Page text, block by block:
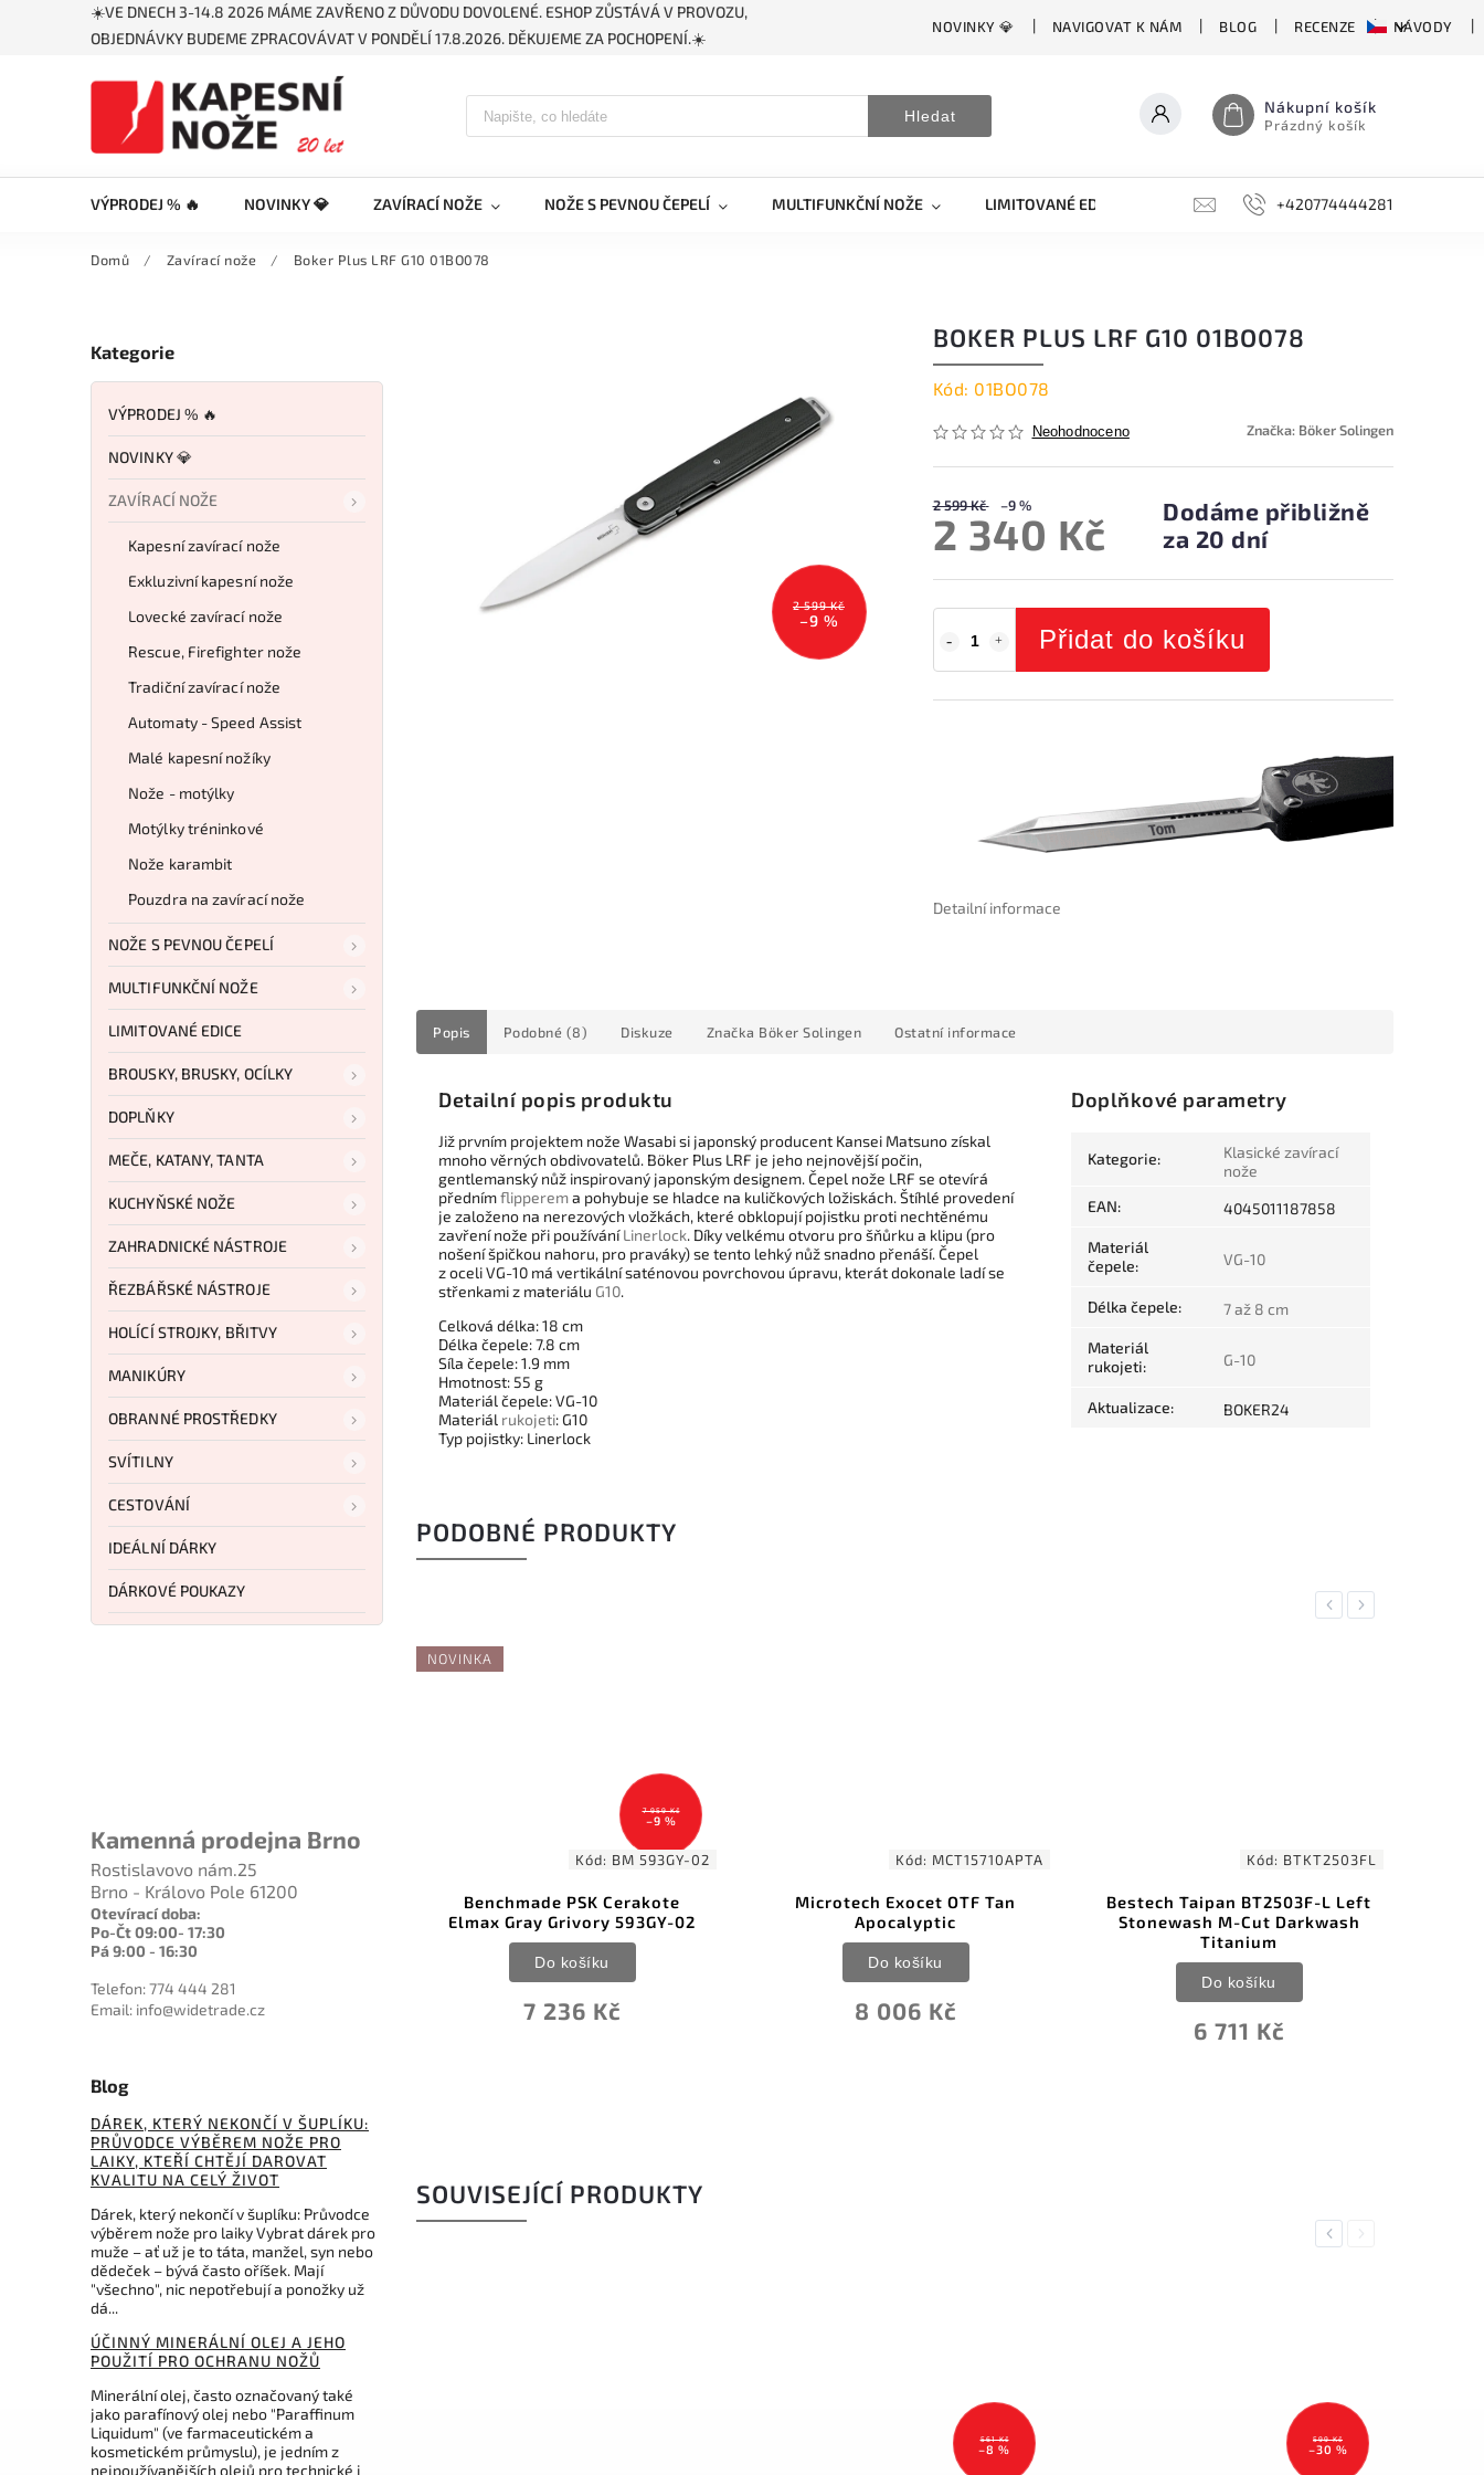
☀️VE DNECH 3-14.8 2026 MÁME ZAVŘENO Z DŮVODU DOVOLENÉ. ESHOP ZŮSTÁVÁ V PROVOZU,
OBJEDNÁVKY BUDEME ZPRACOVÁVAT V PONDĚLÍ 17.8.2026. DĚKUJEME ZA POCHOPENÍ.☀️
NOVINKY 💎 NAVIGOVAT K NÁM BLOG RECENZE NÁVODY
Hledat Nákupní košík
Prázdný košík
VÝPRODEJ % 🔥 NOVINKY 💎 ZAVÍRACÍ NOŽE NOŽE S PEVNOU ČEPELÍ MULTIFUNKČNÍ NOŽE LIMITOVANÉ EDICE BROUSKY, BRUSKY, OCÍLKY
+420774444281
Domů / Zavírací nože / Boker Plus LRF G10 01BO078
Kategorie
VÝPRODEJ % 🔥
NOVINKY 💎
ZAVÍRACÍ NOŽE
Kapesní zavírací nože
Exkluzivní kapesní nože
Lovecké zavírací nože
Rescue, Firefighter nože
Tradiční zavírací nože
Automaty - Speed Assist
Malé kapesní nožíky
Nože - motýlky
Motýlky tréninkové
Nože karambit
Pouzdra na zavírací nože
NOŽE S PEVNOU ČEPELÍ
MULTIFUNKČNÍ NOŽE
LIMITOVANÉ EDICE
BROUSKY, BRUSKY, OCÍLKY
DOPLŇKY
MEČE, KATANY, TANTA
KUCHYŇSKÉ NOŽE
ZAHRADNICKÉ NÁSTROJE
ŘEZBÁŘSKÉ NÁSTROJE
HOLÍCÍ STROJKY, BŘITVY
MANIKÚRY
OBRANNÉ PROSTŘEDKY
SVÍTILNY
CESTOVÁNÍ
IDEÁLNÍ DÁRKY
DÁRKOVÉ POUKAZY
Kamenná prodejna Brno
Rostislavovo nám.25
Brno - Královo Pole 61200
Otevírací doba:
Po-Čt 09:00- 17:30
Pá 9:00 - 16:30
Telefon: 774 444 281
Email: info@widetrade.cz
Blog
DÁREK, KTERÝ NEKONČÍ V ŠUPLÍKU:
PRŮVODCE VÝBĚREM NOŽE PRO
LAIKY, KTEŘÍ CHTĚJÍ DAROVAT
KVALITU NA CELÝ ŽIVOT
Dárek, který nekončí v šuplíku: Průvodce
výběrem nože pro laiky Vybrat dárek pro
muže – ať už je to táta, manžel, syn nebo
dědeček – bývá často oříšek. Mají
"všechno", nic nepotřebují a ponožky už
dá...
ÚČINNÝ MINERÁLNÍ OLEJ A JEHO
POUŽITÍ PRO OCHRANU NOŽŮ
Minerální olej, často označovaný také
jako parafínový olej nebo "Paraffinum
Liquidum" (ve farmaceutickém a
kosmetickém průmyslu), je jedním z
nejpoužívanějších olejů pro technické i
2 599 Kč
–9 %
BOKER PLUS LRF G10 01BO078
Kód: 01BO078
Neohodnoceno Značka: Böker Solingen
2 599 Kč –9 %
2 340 Kč
Dodáme přibližně
za 20 dní
Přidat do košíku
Detailní informace
Popis Podobné (8) Diskuze Značka Böker Solingen Ostatní informace
Detailní popis produktu
Již prvním projektem nože Wasabi si japonský producent Kansei Matsuno získal
mnoho věrných obdivovatelů. Böker Plus LRF je jeho nejnovější počin,
gentlemanský nůž inspirovaný japonským designem. Čepel nože LRF se otevírá
přednímflipperema pohybuje se hladce na kuličkových ložiskách. Štíhlé provedení
je založeno na nerezových vložkách, které obklopují pojistku proti nechtěnému
zavření nože při používáníLinerlock. Díky velkému otvoru pro šňůrku a klipu (pro
nošení špičkou nahoru, pro praváky) se tento lehký nůž snadno přenáší. Čepel
z oceli VG-10 má vertikální saténovou povrchovou úpravu, kterát dokonale ladí se
střenkami z materiálu G10.
Celková délka: 18 cm
Délka čepele: 7.8 cm
Síla čepele: 1.9 mm
Hmotnost: 55 g
Materiál čepele: VG-10
Materiál rukojeti: G10
Typ pojistky: Linerlock
Doplňkové parametry
Kategorie:
Klasické zavírací
nože
EAN: 4045011187858
Materiál
čepele: VG-10
Délka čepele: 7 až 8 cm
Materiál
rukojeti: G-10
Aktualizace: BOKER24
PODOBNÉ PRODUKTY
Previous
CIVC250363
NitroV
Benchmade PSK Cerakote
Elmax Gray Grivory 593GY-02
7 236 Kč
Kód:MCT15710APTA
Microtech Exocet OTF Tan
Apocalyptic
8 006 Kč
Do košíku
Kód:BTKT2503FL
Bestech Taipan BT2503F-L Left
Stonewash M-Cut Darkwash
Titanium
Do košíku
Kód:BTKG68A
Zavírací nůž Bestech Knives
Cobber Black BG68A
1 379 Kč
Do košíku
Next
SOUVISEJÍCÍ PRODUKTY
Previous
561 Kč
–8 %
599 Kč
–30 %
Next